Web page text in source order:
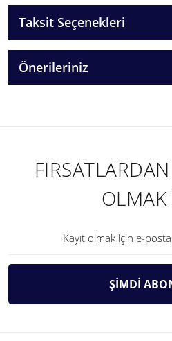
Taksit Seçenekleri
Önerileriniz
OLMAK
ŞİMDİ